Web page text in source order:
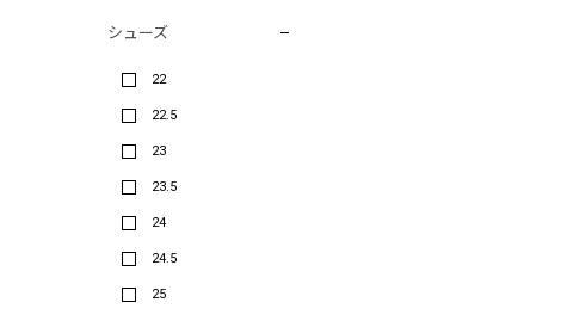
シューズ
22
22.5
23
23.5
24
24.5
25